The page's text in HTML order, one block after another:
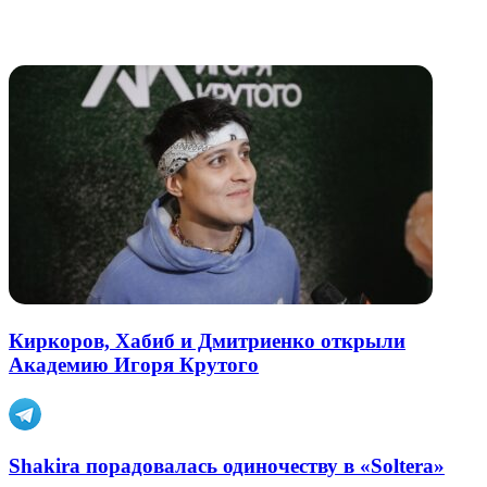
Киркоров, Хабиб и Дмитриенко открыли
Академию Игоря Крутого
Shakira порадовалась одиночеству в «Soltera»